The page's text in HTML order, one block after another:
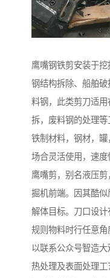
鹰嘴钢铁剪安装于
钢结构拆除、船舶
料钢，此类剪刀适
拆，废料钢的处理
铁制材料，钢材，
场合灵活使用，速度
鹰嘴剪，别名液压
掘机前端。因其酷
解体目标。刀口设
规则物料时行任意角
以联系公众号智造大
热处理及表面处理